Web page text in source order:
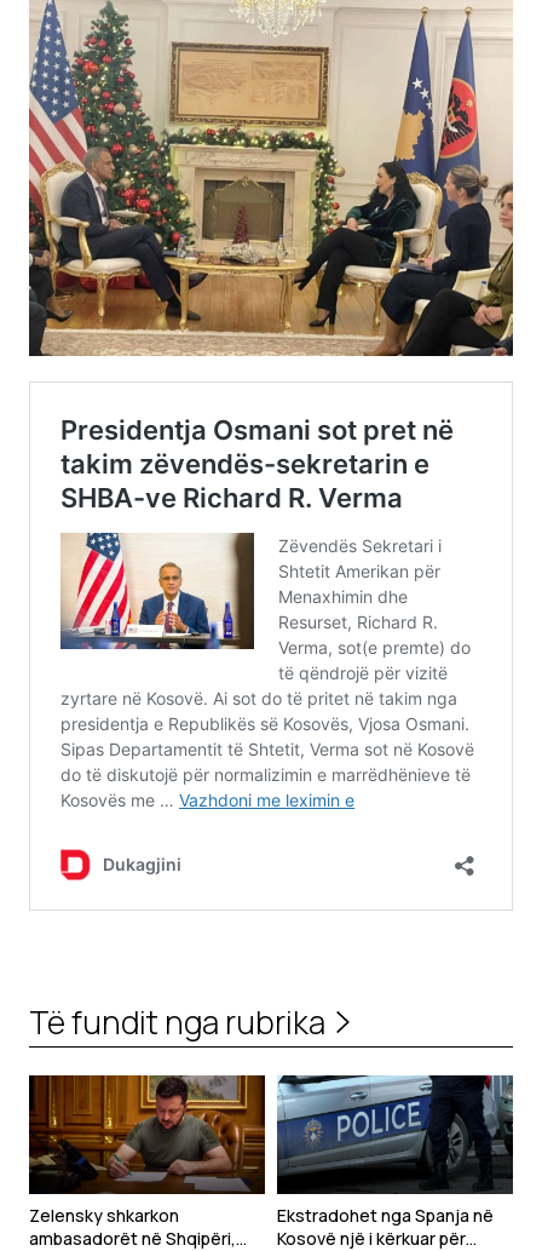
Të fundit nga rubrika
Zelensky shkarkon
ambasadorët në Shqipëri,
Ekstradohet nga Spanja në
Kosovë një i kërkuar për